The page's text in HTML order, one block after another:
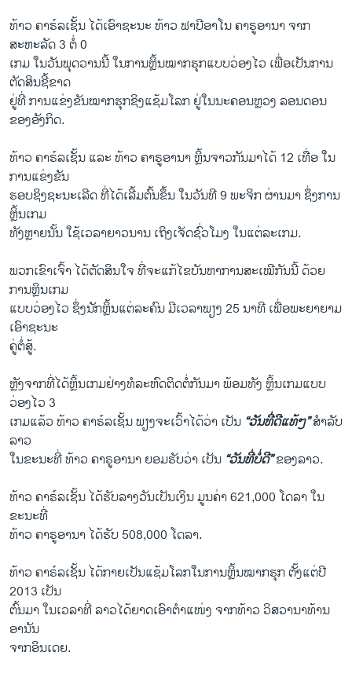
ພາສາຕ່າງໆ
ທ້າວ ຄາຣ໌ລເຊັ້ນ ໄດ້ເອົາຊະນະ ທ້າວ ຟາບີອາໂນ ຄາຣູອານາ ຈາກ
ສະຫະລັດ 3 ຕໍ່ 0
ເກມ ໃນວັນພຸດວານນີ້ ໃນການຫຼິ້ນໝາກຮຸກແບບວ່ອງໄວ ເພື່ອເປັນການ
ຕັດສິນຊີ້ຂາດ
ຢູ່ທີ່ ການແຂ່ງຂັນໝາກຮຸກຊິງແຊ້ມໂລກ ຢູ່ໃນນະຄອນຫຼວງ ລອນດອນ
ຂອງອັງກິດ.
ທ້າວ ຄາຣ໌ລເຊັ້ນ ແລະ ທ້າວ ຄາຣູອານາ ຫຼິ້ນຈາວກັນມາໄດ້ 12 ເທື່ອ ໃນ
ການແຂ່ງຂັນ
ຮອບຊິງຊະນະເລີດ ທີ່ໄດ້ເລີ້ມຕົ້ນຂຶ້ນ ໃນວັນທີ 9 ພະຈິກ ຜ່ານມາ ຊຶ່ງການ
ຫຼິ້ນເກມ
ທັງຫຼາຍນັ້ນ ໃຊ້ເວລາຍາວນານ ເຖິງເຈັດຊົ່ວໂມງ ໃນແຕ່ລະເກມ.
ພວກເຂົາເຈົ້າ ໄດ້ຕັດສິນໃຈ ທີ່ຈະແກ້ໄຂບັນຫາການສະເໝີກັນນີ້ ດ້ວຍ
ການຫຼິນເກມ
ແບບວ່ອງໄວ ຊຶ່ງນັກຫຼິ້ນແຕ່ລະຄົນ ມີເວລາພຽງ 25 ນາທີ ເພື່ອພະຍາຍາມ
ເອົາຊະນະ
ຄູ່ຕໍ່ສູ້.
ຫຼັງຈາກທີ່ໄດ້ຫຼິ້ນເກມຢ່າງທໍລະຫົດຕິດຕໍ່ກັນມາ ພ້ອມທັງ ຫຼິ້ນເກມແບບ
ວ່ອງໄວ 3
ເກມແລ້ວ ທ້າວ ຄາຣ໌ລເຊັ້ນ ພຽງຈະເວົ້າໄດ້ວ່າ ເປັນ “ວັນທີ່ດີແທ້ໆ”ສຳລັບ
ລາວ
ໃນຂະນະທີ່ ທ້າວ ຄາຣູອານາ ຍອມຮັບວ່າ ເປັນ “ວັນທີ່ບໍ່ດີ”ຂອງລາວ.
ທ້າວ ຄາຣ໌ລເຊັ້ນ ໄດ້ຮັບລາງວັນເປັນເງິນ ມູນຄ່າ 621,000 ໂດລາ ໃນ
ຂະນະທີ່
ທ້າວ ຄາຣູອານາ ໄດ້ຮັບ 508,000 ໂດລາ.
ທ້າວ ຄາຣ໌ລເຊັ້ນ ໄດ້ກາຍເປັນແຊ້ມໂລກໃນການຫຼິ້ນໝາກຮຸກ ຕັ້ງແຕ່ປີ
2013 ເປັນ
ຕົ້ນມາ ໃນເວລາທີ່ ລາວໄດ້ຍາດເອົາຕຳແໜ່ງ ຈາກທ້າວ ວິສວານາທ້ານ
ອານັນ
ຈາກອິນເດຍ.